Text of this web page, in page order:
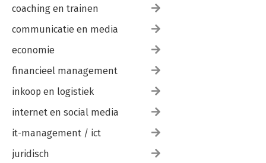
coaching en trainen
communicatie en media
economie
financieel management
inkoop en logistiek
internet en social media
it-management / ict
juridisch